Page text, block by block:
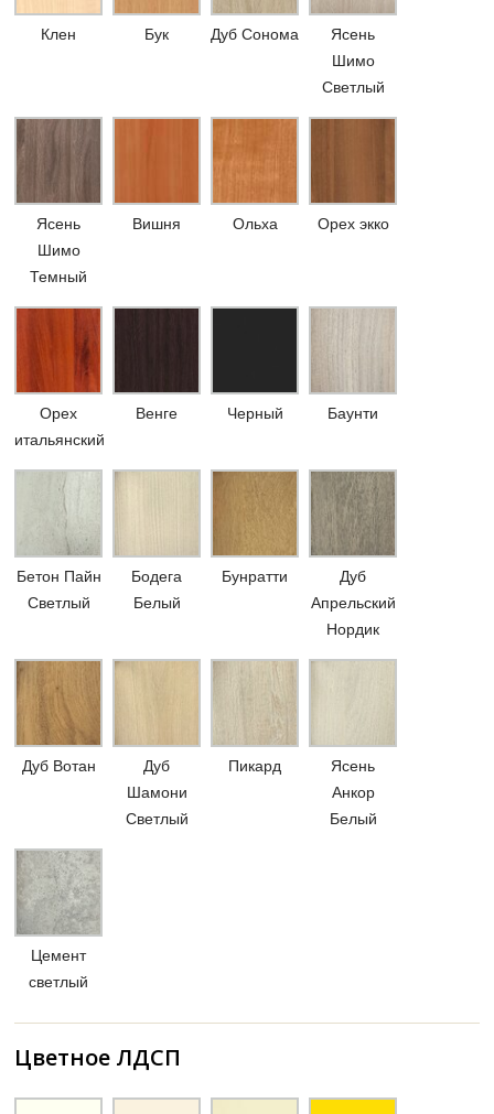
Клен Бук Дуб Сонома
Ясень
Шимо
Светлый
Ясень
Шимо
Темный
Вишня Ольха Орех экко
Орех
итальянский
Венге Черный Баунти
Бетон Пайн
Светлый
Бодега
Белый
Бунратти
Дуб
Апрельский
Нордик
Дуб Вотан
Дуб
Шамони
Светлый
Пикард
Ясень
Анкор
Белый
Цемент
светлый
Цветное ЛДСП